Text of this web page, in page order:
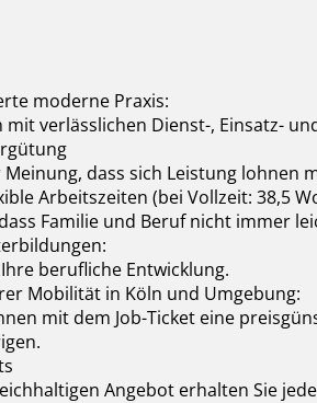
moderne Praxis:
verlässlichen Dienst-, Einsatz-
dass sich Leistung lohnen
Arbeitszeiten (bei Vollzeit: 38,5
Familie und Beruf nicht immer
berufliche Entwicklung.
Mobilität in Köln und Umgebung:
mit dem Job-Ticket eine
Angebot erhalten Sie